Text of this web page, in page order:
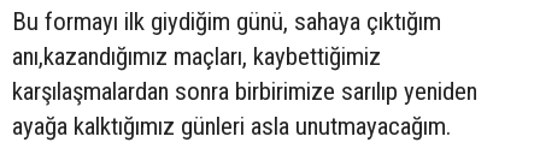
Bu formayı ilk giydiğim günü, sahaya çıktığım
anı,kazandığımız maçları, kaybettiğimiz
karşılaşmalardan sonra birbirimize sarılıp yeniden
ayağa kalktığımız günleri asla unutmayacağım.